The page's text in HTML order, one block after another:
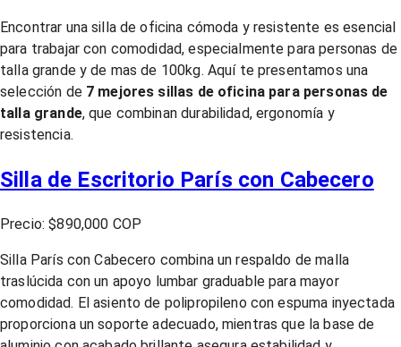
Encontrar una silla de oficina cómoda y resistente es esencial
para trabajar con comodidad, especialmente para personas de
talla grande y de mas de 100kg. Aquí te presentamos una
selección de7 mejores sillas de oficina para personas de
talla grande, que combinan durabilidad, ergonomía y
resistencia.
Silla de Escritorio París con Cabecero
Precio: $890,000 COP
Silla París con Cabecero combina un respaldo de malla
traslúcida con un apoyo lumbar graduable para mayor
comodidad. El asiento de polipropileno con espuma inyectada
proporciona un soporte adecuado, mientras que la base de